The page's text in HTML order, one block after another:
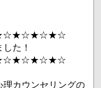
た！
理カウンセリングの